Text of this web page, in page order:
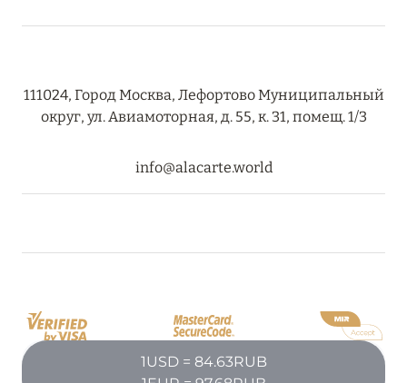
111024, Город Москва, Лефортово Муниципальный
округ, ул. Авиамоторная, д. 55, к. 31, помещ. 1/3
info@alacarte.world
1USD = 84.63RUB